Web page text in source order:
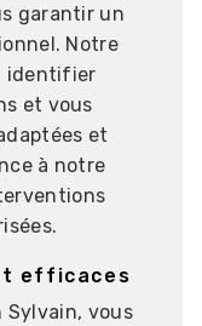
garantir un
Notre
identifier
et vous
et
à notre
efficaces
Sylvain, vous